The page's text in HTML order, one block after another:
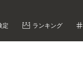
定 ランキング